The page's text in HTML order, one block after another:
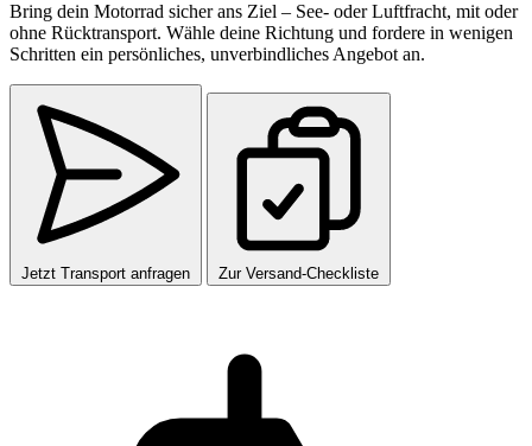
Bring dein Motorrad sicher ans Ziel – See- oder Luftfracht, mit oder
ohne Rücktransport. Wähle deine Richtung und fordere in wenigen
Schritten ein persönliches, unverbindliches Angebot an.
Jetzt Transport anfragen Zur Versand-Checkliste